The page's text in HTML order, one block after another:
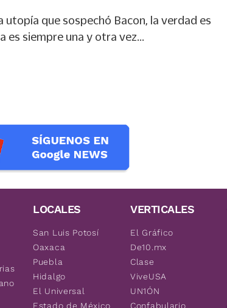
utopía que sospechó Bacon, la verdad es
es siempre una y otra vez...
LOCALES
San Luis Potosí
Oaxaca
Puebla
Hidalgo
El Universal
Estado de México
VERTICALES
El Gráfico
De10.mx
Clase
ViveUSA
UN1ÓN
Confabulario